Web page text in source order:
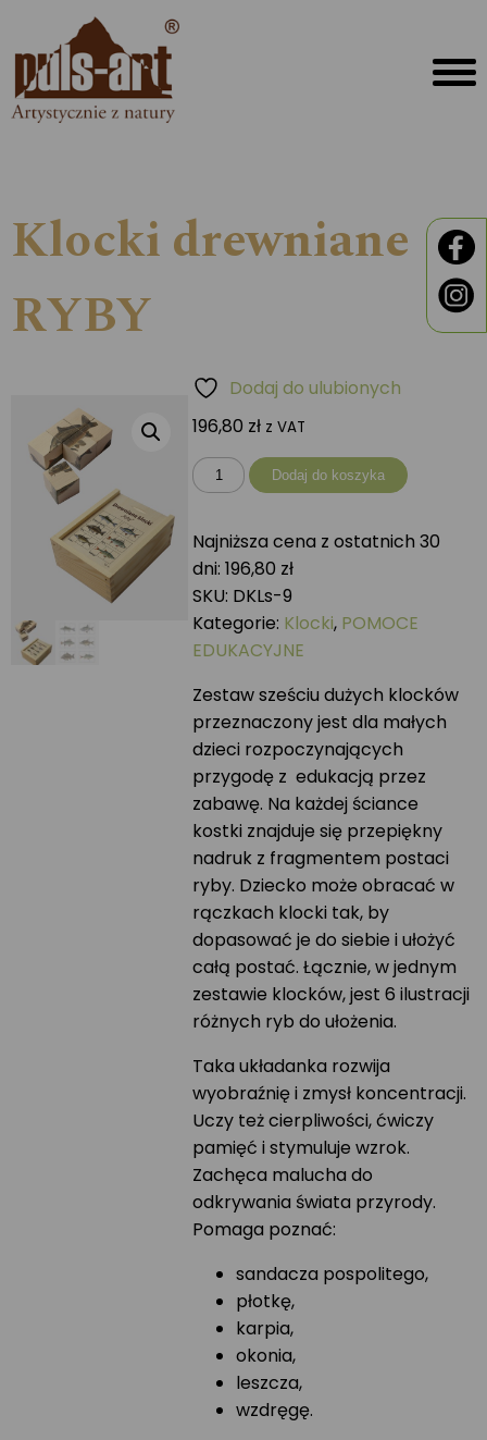
Klocki drewniane
RYBY
196,80 zł z VAT
ilość
Klocki
RYBY
Dodaj do koszyka
Dodaj do ulubionych
Najniższa cena z ostatnich 30
dni: 196,80 zł
SKU: DKLs-9
Kategorie: Klocki, POMOCE
EDUKACYJNE
Zestaw sześciu dużych klocków
przeznaczony jest dla małych
dzieci rozpoczynających
przygodę z edukacją przez
zabawę. Na każdej ściance
kostki znajduje się przepiękny
nadruk z fragmentem postaci
ryby. Dziecko może obracać w
rączkach klocki tak, by
dopasować je do siebie i ułożyć
całą postać. Łącznie, w jednym
zestawie klocków, jest 6 ilustracji
różnych ryb do ułożenia.
Taka układanka rozwija
wyobraźnię i zmysł koncentracji.
Uczy też cierpliwości, ćwiczy
pamięć i stymuluje wzrok.
Zachęca malucha do
odkrywania świata przyrody.
Pomaga poznać:
sandacza pospolitego,
płotkę,
karpia,
okonia,
leszcza,
wzdręgę.